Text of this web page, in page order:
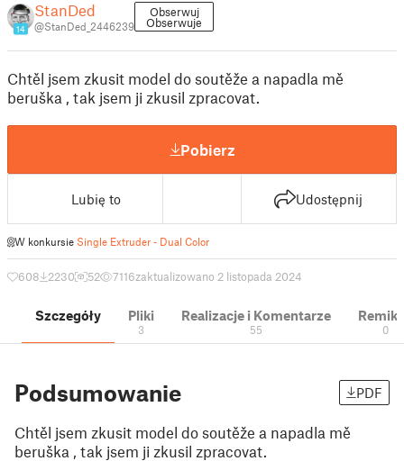
14
StanDed
@StanDed_2446239
Obserwuj
Obserwuje
Chtěl jsem zkusit model do soutěže a napadla mě
beruška , tak jsem ji zkusil zpracovat.
Pobierz
Lubię to Udostępnij
W konkursie Single Extruder - Dual Color
608 2230 52 7116zaktualizowano 2 listopada 2024
Szczegóły Pliki
3
Realizacje i Komentarze
55 0
Podsumowanie PDF
Chtěl jsem zkusit model do soutěže a napadla mě
beruška , tak jsem ji zkusil zpracovat.